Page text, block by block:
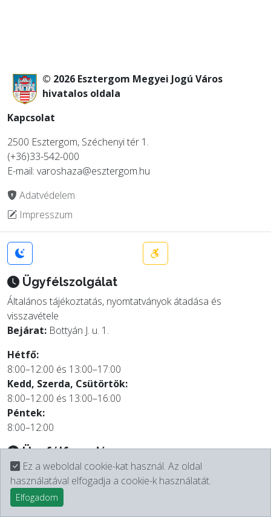
Ez a weboldal cookie-kat használ. Az oldal
használatával elfogadja a cookie-k használatát.
Elfogadom
© 2026 Esztergom Megyei Jogú Város
hivatalos oldala
Kapcsolat
2500 Esztergom, Széchenyi tér 1.
(+36)33-542-000
E-mail: varoshaza@esztergom.hu
Adatvédelem
Impresszum
Ügyfélszolgálat
Általános tájékoztatás, nyomtatványok átadása és
visszavétele
Bejárat: Bottyán J. u. 1.
Hétfő:
8:00–12:00 és 13:00–17:00
Kedd, Szerda, Csütörtök:
8:00–12:00 és 13:00–16:00
Péntek:
8:00–12:00
Ügyfélfogadás
Hétfő:
9:00-12:00 és 13:00-17:00
Anyakönyv:13:00-17:00